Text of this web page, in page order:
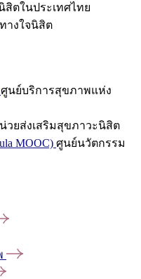
สิตในประเทศไทย
างใจนิสิต
ศูนย์บริการสุขภาพแห่ง
วยส่งเสริมสุขภาวะนิสิต
MOOC) ศูนย์นวัตกรรม